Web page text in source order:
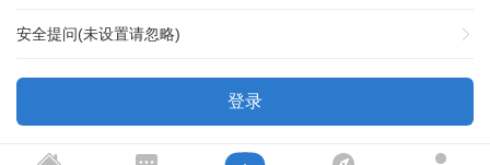
安全提问(未设置请忽略)
登录